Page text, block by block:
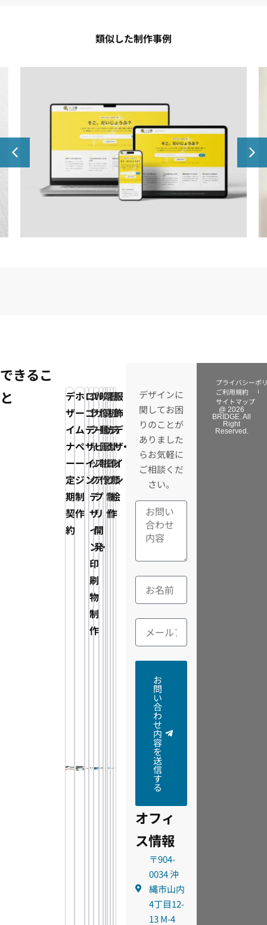
類似した制作事例
できるこ
と
デ
ザ
イ
ナ
ー
定
期
契
約
グ
ラ
フ
ィ
ッ
ク
デ
ザ
イ
ン・
印
刷
物
制
作
ロ
ゴ
デ
ザ
イ
ン
ホ
ー
ム
ペ
ー
ジ
制
作
Web
サ
ー
ビ
ス・
ア
プ
リ
開
発
映
像・
動
画
制
作
写
真・
動
画
撮
影
電
子
カ
タ
ロ
グ
制
作
看
板
デ
ザ
イ
ン
制
作
イ
ラ
ス
ト・
似
顔
絵
服
飾
デ
ザ
イ
ン
デザインに
関してお困
りのことが
ありました
らお気軽に
ご相談くだ
さい。
お
問
い
合
わ
せ
内
容
を
送
信
す
る
オフィ
ス情報
〒904-
0034 沖
縄市山内
4丁目12-
13 M-4
@ 2026
BRIDGE. All
Right
Reserved.
プライバシーポ
ご利用規約
サイトマップ